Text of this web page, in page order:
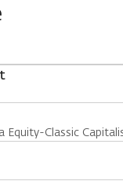
Equity-Classic